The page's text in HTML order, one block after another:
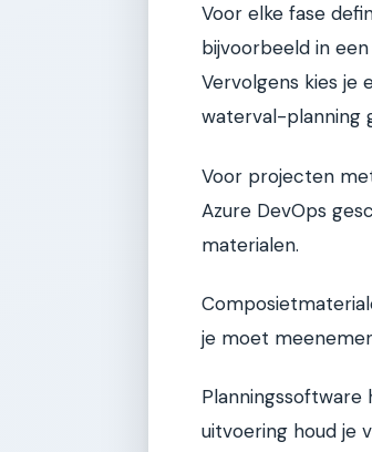
Voor elke fase
bijvoorbeeld in
Vervolgens kies je
waterval-planning
Voor projecten
Azure DevOps
materialen.
je moet
Planningssoftware
uitvoering houd je